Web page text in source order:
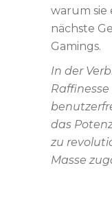
warum sie
nächste
Gamings.
In der
das
zu
Masse